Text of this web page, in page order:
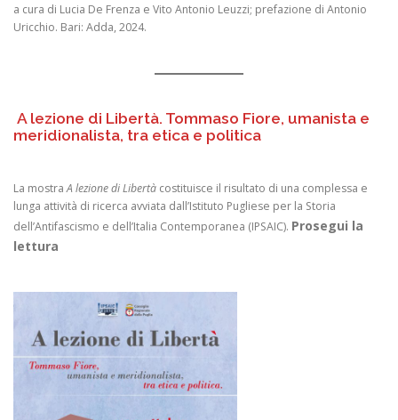
a cura di Lucia De Frenza e Vito Antonio Leuzzi; prefazione di Antonio
Uricchio. Bari: Adda, 2024.
A lezione di Libertà. Tommaso Fiore, umanista e
meridionalista, tra etica e politica
La mostraA lezione di Libertà costituisce il risultato di una complessa e
lunga attività di ricerca avviata dall’Istituto Pugliese per la Storia
dell’Antifascismo e dell’Italia Contemporanea (IPSAIC). Prosegui la
lettura